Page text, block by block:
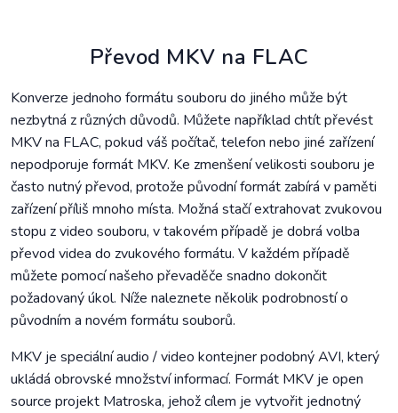
Převod MKV na FLAC
Konverze jednoho formátu souboru do jiného může být
nezbytná z různých důvodů. Můžete například chtít převést
MKV na FLAC, pokud váš počítač, telefon nebo jiné zařízení
nepodporuje formát MKV. Ke zmenšení velikosti souboru je
často nutný převod, protože původní formát zabírá v paměti
zařízení příliš mnoho místa. Možná stačí extrahovat zvukovou
stopu z video souboru, v takovém případě je dobrá volba
převod videa do zvukového formátu. V každém případě
můžete pomocí našeho převaděče snadno dokončit
požadovaný úkol. Níže naleznete několik podrobností o
původním a novém formátu souborů.
MKV je speciální audio / video kontejner podobný AVI, který
ukládá obrovské množství informací. Formát MKV je open
source projekt Matroska, jehož cílem je vytvořit jednotný